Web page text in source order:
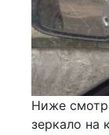
Ниже
зеркало на